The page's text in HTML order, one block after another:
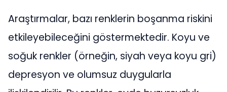
Araştırmalar, bazı renklerin boşanma riskini
etkileyebileceğini göstermektedir. Koyu ve
soğuk renkler (örneğin, siyah veya koyu gri)
depresyon ve olumsuz duygularla